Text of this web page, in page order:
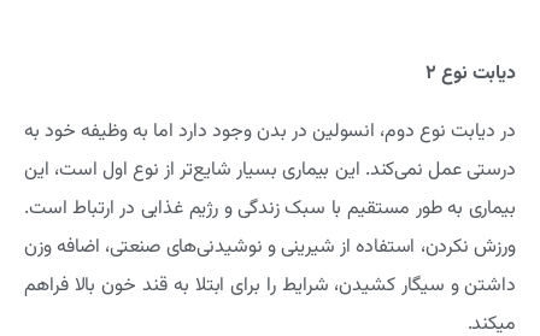
دیابت نوع ۲
در دیابت نوع دوم، انسولین در بدن وجود دارد اما به وظیفه خود به
درستی عمل نمی‌کند. این بیماری بسیار شایع‌تر از نوع اول است، این
بیماری به طور مستقیم با سبک زندگی و رژیم غذایی در ارتباط است.
ورزش نکردن، استفاده از شیرینی و نوشیدنی‌های صنعتی، اضافه وزن
داشتن و سیگار کشیدن، شرایط را برای ابتلا به قند خون بالا فراهم
میکند.